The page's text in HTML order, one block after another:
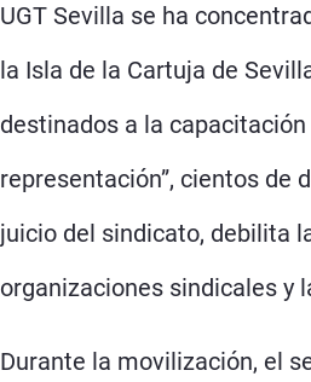
UGT Sevilla se ha
la Isla de la Cartuja de
destinados a la
representación”, cientos de
juicio del sindicato, debilita
organizaciones sindicales y
Durante la movilización, el